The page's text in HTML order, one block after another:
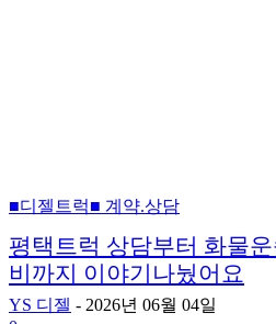
■디젤트럭■ 계약.상담
평택트럭 상담부터 화물
비까지 이야기나눴어요
YS 디젤 - 2026년 06월 04일